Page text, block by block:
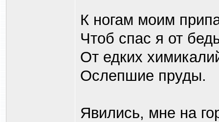
К ногам моим
Чтоб спас я от
От едких
Ослепшие пруды.
Явились, мне на